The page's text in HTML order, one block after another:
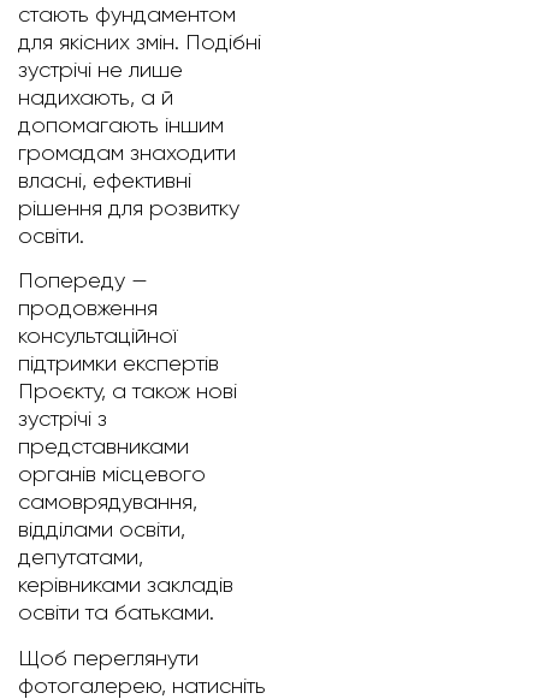
стають фундаментом
для якісних змін. Подібні
зустрічі не лише
надихають, а й
допомагають іншим
громадам знаходити
власні, ефективні
рішення для розвитку
освіти.
Попереду —
продовження
консультаційної
підтримки експертів
Проєкту, а також нові
зустрічі з
представниками
органів місцевого
самоврядування,
відділами освіти,
депутатами,
керівниками закладів
освіти та батьками.
Щоб переглянути
фотогалерею, натисніть